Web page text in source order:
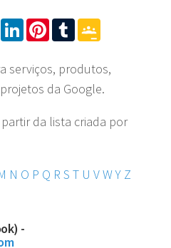
TwitterLinkedInPinterest
Tumblr
serviços, produtos,
da Google.
da lista criada por
N O P Q R S T U VWY Z
-